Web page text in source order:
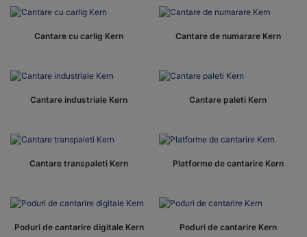
Cantare cu carlig Kern Cantare de numarare Kern
Cantare industriale Kern Cantare paleti Kern
Cantare transpaleti Kern Platforme de cantarire Kern
Poduri de cantarire digitale Kern Poduri de cantarire Kern